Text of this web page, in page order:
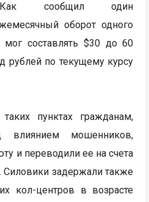
Как сообщил один
оборот одного
мог составлять $30 до 60
рублей по текущему курсу
пунктах гражданам,
мошенников,
и переводили ее на счета
Силовики задержали также
кол-центров в возрасте